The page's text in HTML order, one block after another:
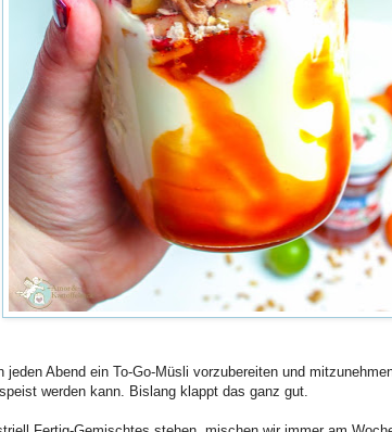
Abend ein To-Go-Müsli vorzubereiten und
werden kann. Bislang klappt das ganz gut.